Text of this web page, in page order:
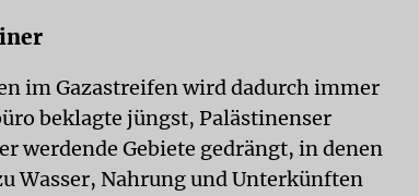
im Gazastreifen wird dadurch immer
beklagte jüngst, Palästinenser
werdende Gebiete gedrängt, in denen
Wasser, Nahrung und Unterkünften